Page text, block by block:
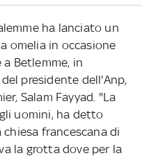
ha lanciato un
omelia in occasione
Betlemme, in
presidente dell'Anp,
Salam Fayyad. "La
uomini, ha detto
francescana di
la grotta dove per la